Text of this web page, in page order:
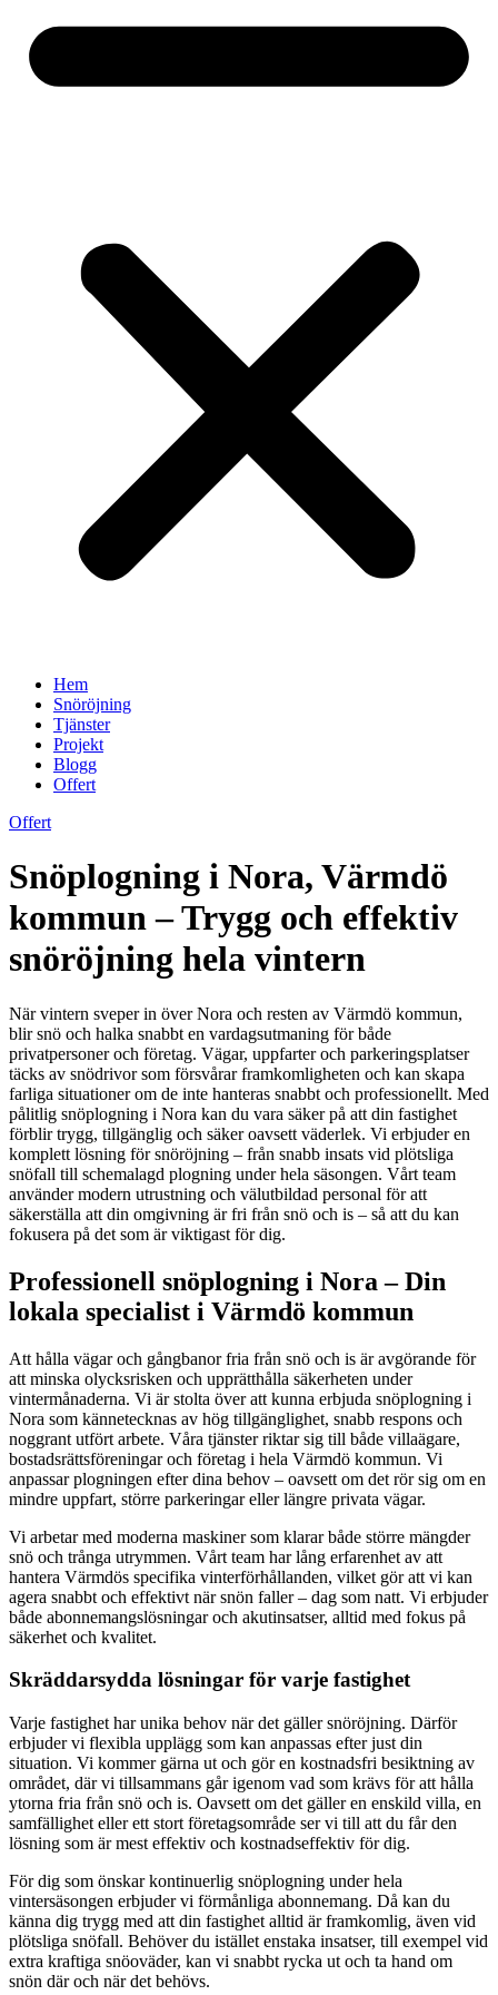
Hem
Snöröjning
Tjänster
Projekt
Blogg
Offert
Offert
Snöplogning i Nora, Värmdö
kommun – Trygg och effektiv
snöröjning hela vintern
När vintern sveper in över Nora och resten av Värmdö kommun,
blir snö och halka snabbt en vardagsutmaning för både
privatpersoner och företag. Vägar, uppfarter och parkeringsplatser
täcks av snödrivor som försvårar framkomligheten och kan skapa
farliga situationer om de inte hanteras snabbt och professionellt. Med
pålitlig snöplogning i Nora kan du vara säker på att din fastighet
förblir trygg, tillgänglig och säker oavsett väderlek. Vi erbjuder en
komplett lösning för snöröjning – från snabb insats vid plötsliga
snöfall till schemalagd plogning under hela säsongen. Vårt team
använder modern utrustning och välutbildad personal för att
säkerställa att din omgivning är fri från snö och is – så att du kan
fokusera på det som är viktigast för dig.
Professionell snöplogning i Nora – Din
lokala specialist i Värmdö kommun
Att hålla vägar och gångbanor fria från snö och is är avgörande för
att minska olycksrisken och upprätthålla säkerheten under
vintermånaderna. Vi är stolta över att kunna erbjuda snöplogning i
Nora som kännetecknas av hög tillgänglighet, snabb respons och
noggrant utfört arbete. Våra tjänster riktar sig till både villaägare,
bostadsrättsföreningar och företag i hela Värmdö kommun. Vi
anpassar plogningen efter dina behov – oavsett om det rör sig om en
mindre uppfart, större parkeringar eller längre privata vägar.
Vi arbetar med moderna maskiner som klarar både större mängder
snö och trånga utrymmen. Vårt team har lång erfarenhet av att
hantera Värmdös specifika vinterförhållanden, vilket gör att vi kan
agera snabbt och effektivt när snön faller – dag som natt. Vi erbjuder
både abonnemangslösningar och akutinsatser, alltid med fokus på
säkerhet och kvalitet.
Skräddarsydda lösningar för varje fastighet
Varje fastighet har unika behov när det gäller snöröjning. Därför
erbjuder vi flexibla upplägg som kan anpassas efter just din
situation. Vi kommer gärna ut och gör en kostnadsfri besiktning av
området, där vi tillsammans går igenom vad som krävs för att hålla
ytorna fria från snö och is. Oavsett om det gäller en enskild villa, en
samfällighet eller ett stort företagsområde ser vi till att du får den
lösning som är mest effektiv och kostnadseffektiv för dig.
För dig som önskar kontinuerlig snöplogning under hela
vintersäsongen erbjuder vi förmånliga abonnemang. Då kan du
känna dig trygg med att din fastighet alltid är framkomlig, även vid
plötsliga snöfall. Behöver du istället enstaka insatser, till exempel vid
extra kraftiga snöoväder, kan vi snabbt rycka ut och ta hand om
snön där och när det behövs.